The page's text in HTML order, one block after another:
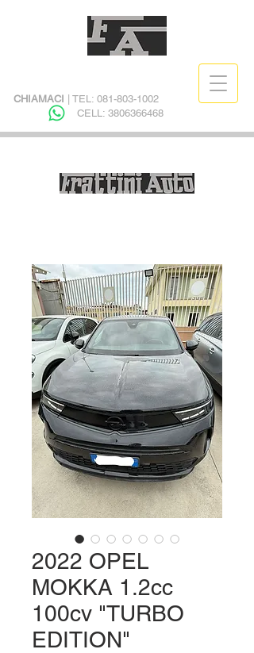
CHIAMACI | TEL: 081-803-1002
CELL: 3806366468
2022 OPEL
MOKKA 1.2cc
100cv "TURBO
EDITION"